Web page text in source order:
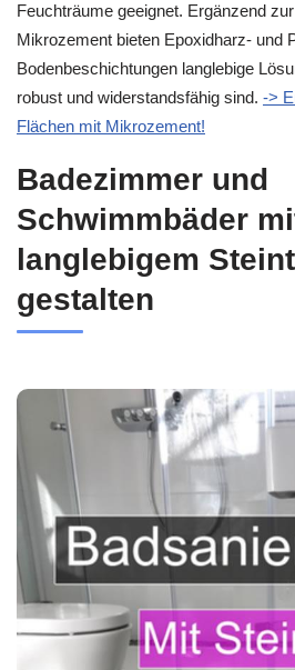
Feuchträume geeignet. Ergänzend
Mikrozement bieten Epoxidharz- und
Bodenbeschichtungen langlebige
robust und widerstandsfähig sind. ->
Flächen mit Mikrozement!
Badezimmer und
Schwimmbäder
langlebigem
gestalten